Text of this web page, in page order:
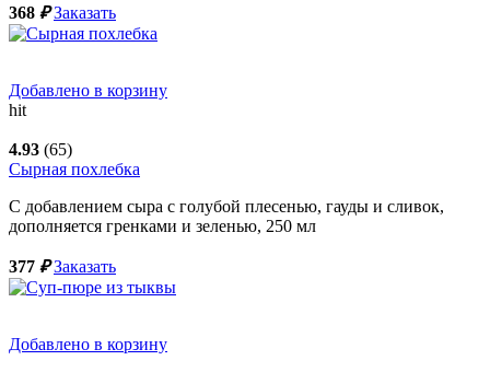
368 ₽ Заказать
Добавлено в корзину
hit
4.93 (65)
Сырная похлебка
С добавлением сыра с голубой плесенью, гауды и сливок,
дополняется гренками и зеленью, 250 мл
377 ₽ Заказать
Добавлено в корзину